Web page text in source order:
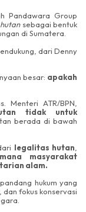
Pandawara Group
sebagai bentuk
di Sumatera.
dari Denny
besar: apakah
Menteri ATR/BPN,
tidak untuk
berada di bawah
legalitas hutan
masyarakat
alam.
hukum yang
fokus konservasi